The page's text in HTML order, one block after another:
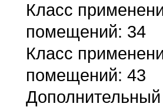
Класс
помещений: 34
Класс
помещений: 43